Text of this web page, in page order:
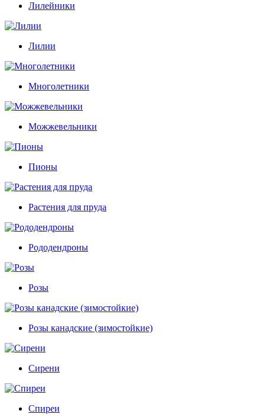
Лилейники
Лилии
Многолетники
Можжевельники
Пионы
Растения для пруда
Рододендроны
Розы
Розы канадские (зимостойкие)
Сирени
Спиреи